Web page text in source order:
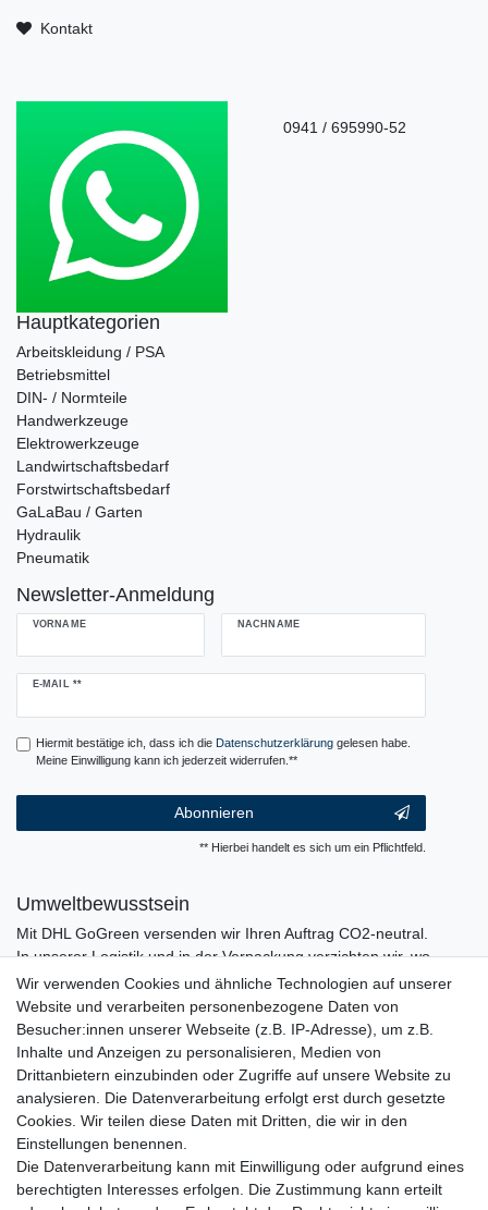
Kontakt
0941 / 695990-52
Hauptkategorien
Arbeitskleidung / PSA
Betriebsmittel
DIN- / Normteile
Handwerkzeuge
Elektrowerkzeuge
Landwirtschaftsbedarf
Forstwirtschaftsbedarf
GaLaBau / Garten
Hydraulik
Pneumatik
Newsletter-Anmeldung
VORNAME NACHNAME
E-MAIL **
Newsletter
Hiermit bestätige ich, dass ich die Daten­schutz­erklärunggelesen habe.
Meine Einwilligung kann ich jederzeit widerrufen.**
Abonnieren
** Hierbei handelt es sich um ein Pflichtfeld.
Umweltbewusstsein
Mit DHL GoGreen versenden wir Ihren Auftrag CO2-neutral.
In unserer Logistik und in der Verpackung verzichten wir, wo
immer es möglich ist, auf den Einsatz von Kunststoffen und
Plastik.
Wir verwenden Cookies und ähnliche Technologien auf unserer
Website und verarbeiten personenbezogene Daten von
Besucher:innen unserer Webseite (z.B. IP-Adresse), um z.B.
Inhalte und Anzeigen zu personalisieren, Medien von
Drittanbietern einzubinden oder Zugriffe auf unsere Website zu
analysieren. Die Datenverarbeitung erfolgt erst durch gesetzte
Cookies. Wir teilen diese Daten mit Dritten, die wir in den
Einstellungen benennen.
Die Datenverarbeitung kann mit Einwilligung oder aufgrund eines
berechtigten Interesses erfolgen. Die Zustimmung kann erteilt